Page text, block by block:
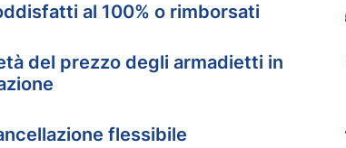
al 100% o rimborsati
del prezzo degli armadietti in
flessibile